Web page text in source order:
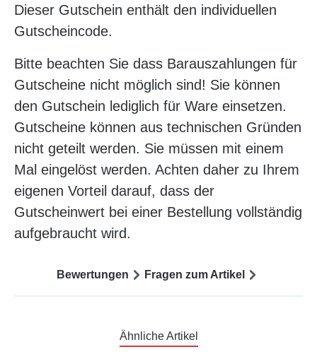
Dieser Gutschein enthält den individuellen
Gutscheincode.
Bitte beachten Sie dass Barauszahlungen für
Gutscheine nicht möglich sind! Sie können
den Gutschein lediglich für Ware einsetzen.
Gutscheine können aus technischen Gründen
nicht geteilt werden. Sie müssen mit einem
Mal eingelöst werden. Achten daher zu Ihrem
eigenen Vorteil darauf, dass der
Gutscheinwert bei einer Bestellung vollständig
aufgebraucht wird.
Bewertungen Fragen zum Artikel
Ähnliche Artikel